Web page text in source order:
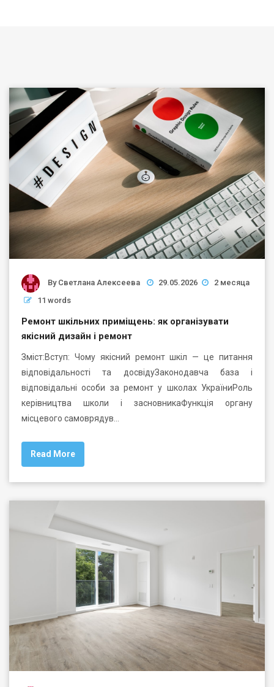
By Светлана Алексеева 29.05.2026
2 месяца
11 words
Ремонт шкільних приміщень: як організувати
якісний дизайн і ремонт
Зміст:Вступ: Чому якісний ремонт шкіл — це питання
відповідальності та досвідуЗаконодавча база і
відповідальні особи за ремонт у школах УкраїниРоль
керівництва школи і засновникаФункція органу
місцевого самоврядув…
Read More